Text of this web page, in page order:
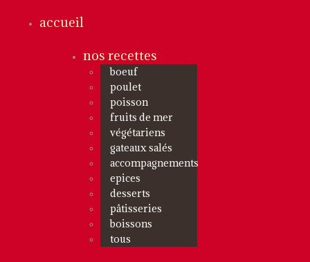
accueil
nos recettes
boeuf
poulet
poisson
fruits de mer
végétariens
gateaux salés
accompagnements
epices
desserts
pâtisseries
boissons
tous